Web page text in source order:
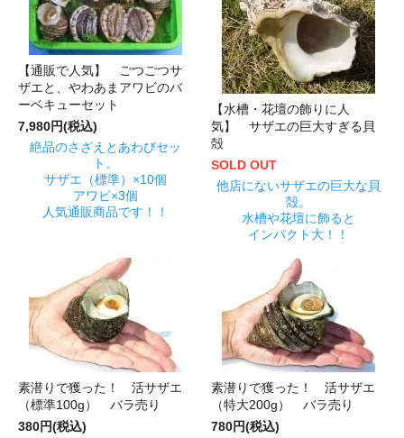
【通販で人気】 ごつごつサ
ザエと、やわあまアワビのバ
ーベキューセット
7,980円(税込)
絶品のさざえとあわびセッ
ト。
サザエ（標準）×10個
アワビ×3個
人気通販商品です！！
【水槽・花壇の飾りに人
気】 サザエの巨大すぎる貝
殻
SOLD OUT
他店にないサザエの巨大な貝
殻。
水槽や花壇に飾ると
インパクト大！！
素潜りで獲った！ 活サザエ
（標準100g） バラ売り
380円(税込)
素潜りで獲った！ 活サザエ
（特大200g） バラ売り
780円(税込)